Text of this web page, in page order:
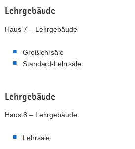
Lehrgebäude
Haus 7 – Lehrgebäude
Großlehrsäle
Standard-Lehrsäle
Lehrgebäude
Haus 8 – Lehrgebäude
Lehrsäle